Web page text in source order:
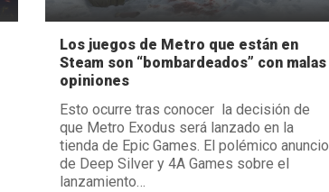
Los juegos de Metro que están en
Steam son “bombardeados” con malas
opiniones
Esto ocurre tras conocer la decisión de
que Metro Exodus será lanzado en la
tienda de Epic Games. El polémico anuncio
de Deep Silver y 4A Games sobre el
lanzamiento…